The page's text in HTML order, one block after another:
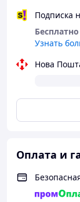
Подписка
Бесплатно
Узнать
Нова
Оплата и